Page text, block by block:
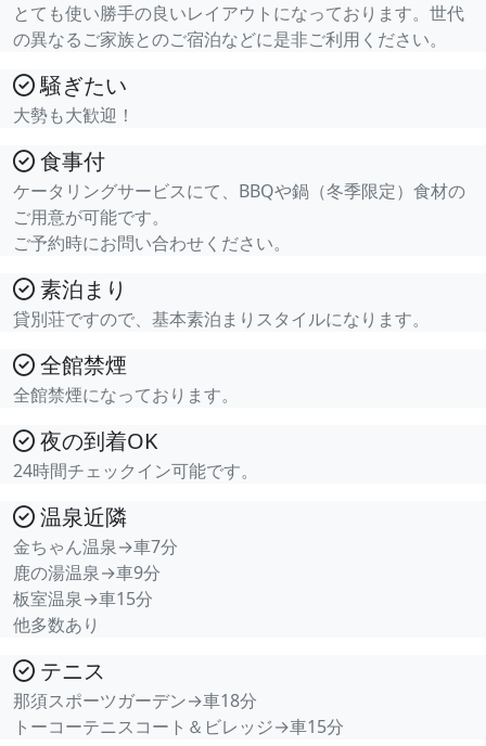
とても使い勝手の良いレイアウトになっております。世代
の異なるご家族とのご宿泊などに是非ご利用ください。
騒ぎたい
大勢も大歓迎！
食事付
ケータリングサービスにて、BBQや鍋（冬季限定）食材の
ご用意が可能です。
ご予約時にお問い合わせください。
素泊まり
貸別荘ですので、基本素泊まりスタイルになります。
全館禁煙
全館禁煙になっております。
夜の到着OK
24時間チェックイン可能です。
温泉近隣
金ちゃん温泉→車7分
鹿の湯温泉→車9分
板室温泉→車15分
他多数あり
テニス
那須スポーツガーデン→車18分
トーコーテニスコート＆ビレッジ→車15分